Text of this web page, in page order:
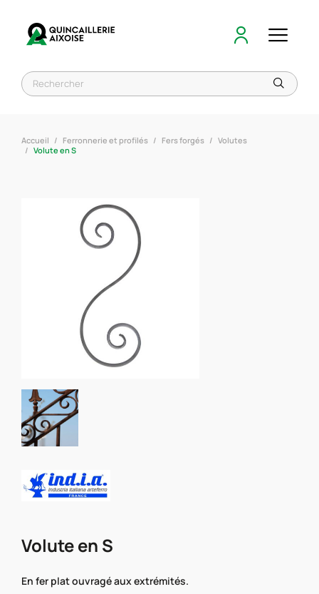
Accueil Ferronnerie et profilés Fers forgés
Volutes
Volute en S
Volute en S
En fer plat ouvragé aux extrémités.